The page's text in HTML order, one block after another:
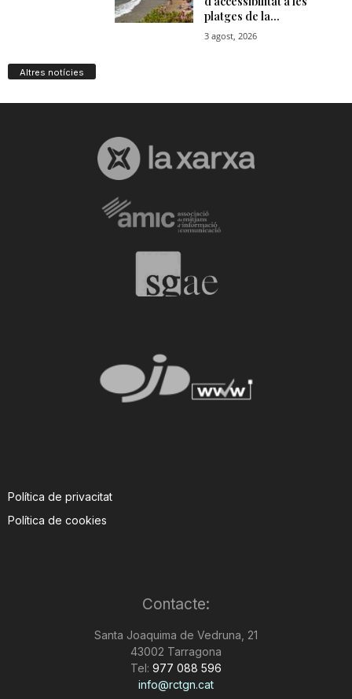
Altres notícies
Política de privacitat
Política de cookies
Contacte:
Santa Joaquima de Vedruna, 21
43002 Tarragona
Tel: 977 088 596
info@rctgn.cat